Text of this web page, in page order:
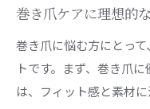
要性
巻き爪を悪化させ
巻き爪を避
適切なサイズ
巻き爪ケアに理想的
巻き爪に悩む方にとっ
トです。まず、巻き爪
は、フィット感と素材